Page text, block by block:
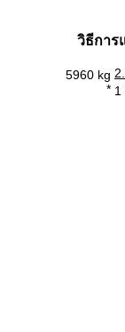
วิธีการ
5960 kg
* 1